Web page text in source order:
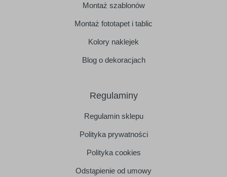
Montaż szablonów
Montaż fototapet i tablic
Kolory naklejek
Blog o dekoracjach
Regulaminy
Regulamin sklepu
Polityka prywatności
Polityka cookies
Odstąpienie od umowy